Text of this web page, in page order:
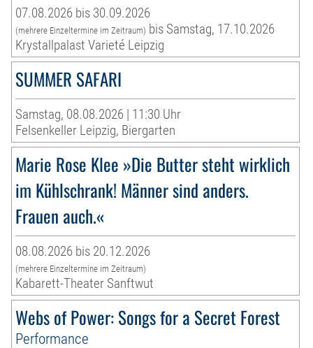
07.08.2026 bis 30.09.2026
(mehrere Einzeltermine im Zeitraum) bis Samstag, 17.10.2026
Krystallpalast Varieté Leipzig
SUMMER SAFARI
Samstag, 08.08.2026 | 11:30 Uhr
Felsenkeller Leipzig, Biergarten
Marie Rose Klee »Die Butter steht wirklich
im Kühlschrank! Männer sind anders.
Frauen auch.«
08.08.2026 bis 20.12.2026
(mehrere Einzeltermine im Zeitraum)
Kabarett-Theater Sanftwut
Webs of Power: Songs for a Secret Forest
Performance